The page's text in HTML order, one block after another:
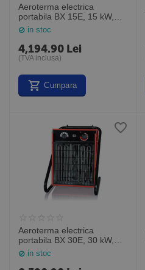
Aeroterma electrica
portabila BX 15E, 15 kW,
Veab Suedia
in stoc
4,194.90 Lei
(TVA inclusa)
Cumpara
Aeroterma electrica
portabila BX 30E, 30 kW,
Veab Suedia
in stoc